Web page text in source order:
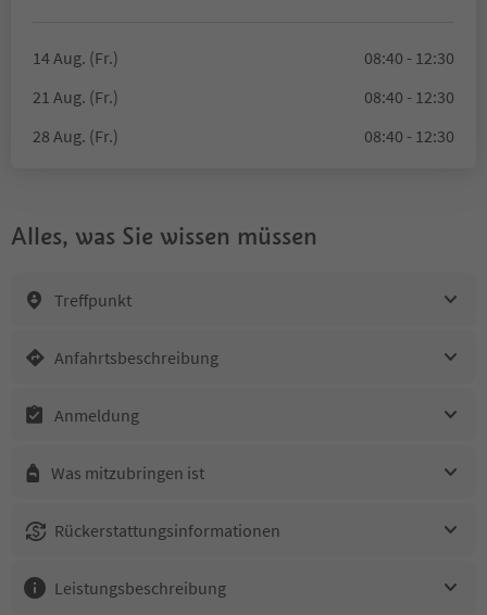
14 Aug. (Fr.)
08:40 - 12:30
21 Aug. (Fr.)
08:40 - 12:30
28 Aug. (Fr.)
08:40 - 12:30
Alles, was Sie wissen müssen
Treffpunkt
Anfahrtsbeschreibung
Anmeldung
Was mitzubringen ist
Rückerstattungsinformationen
Leistungsbeschreibung